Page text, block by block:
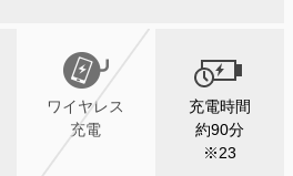
ワイヤレス
充電
充電時間
約90分
※23